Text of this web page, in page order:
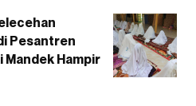
Pesantren
Mandek Hampir